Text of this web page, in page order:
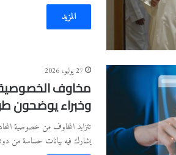
المزيد
27 يوليو، 2026
وخبراء يوضحون
يشارك فيه بيانات حساسة من